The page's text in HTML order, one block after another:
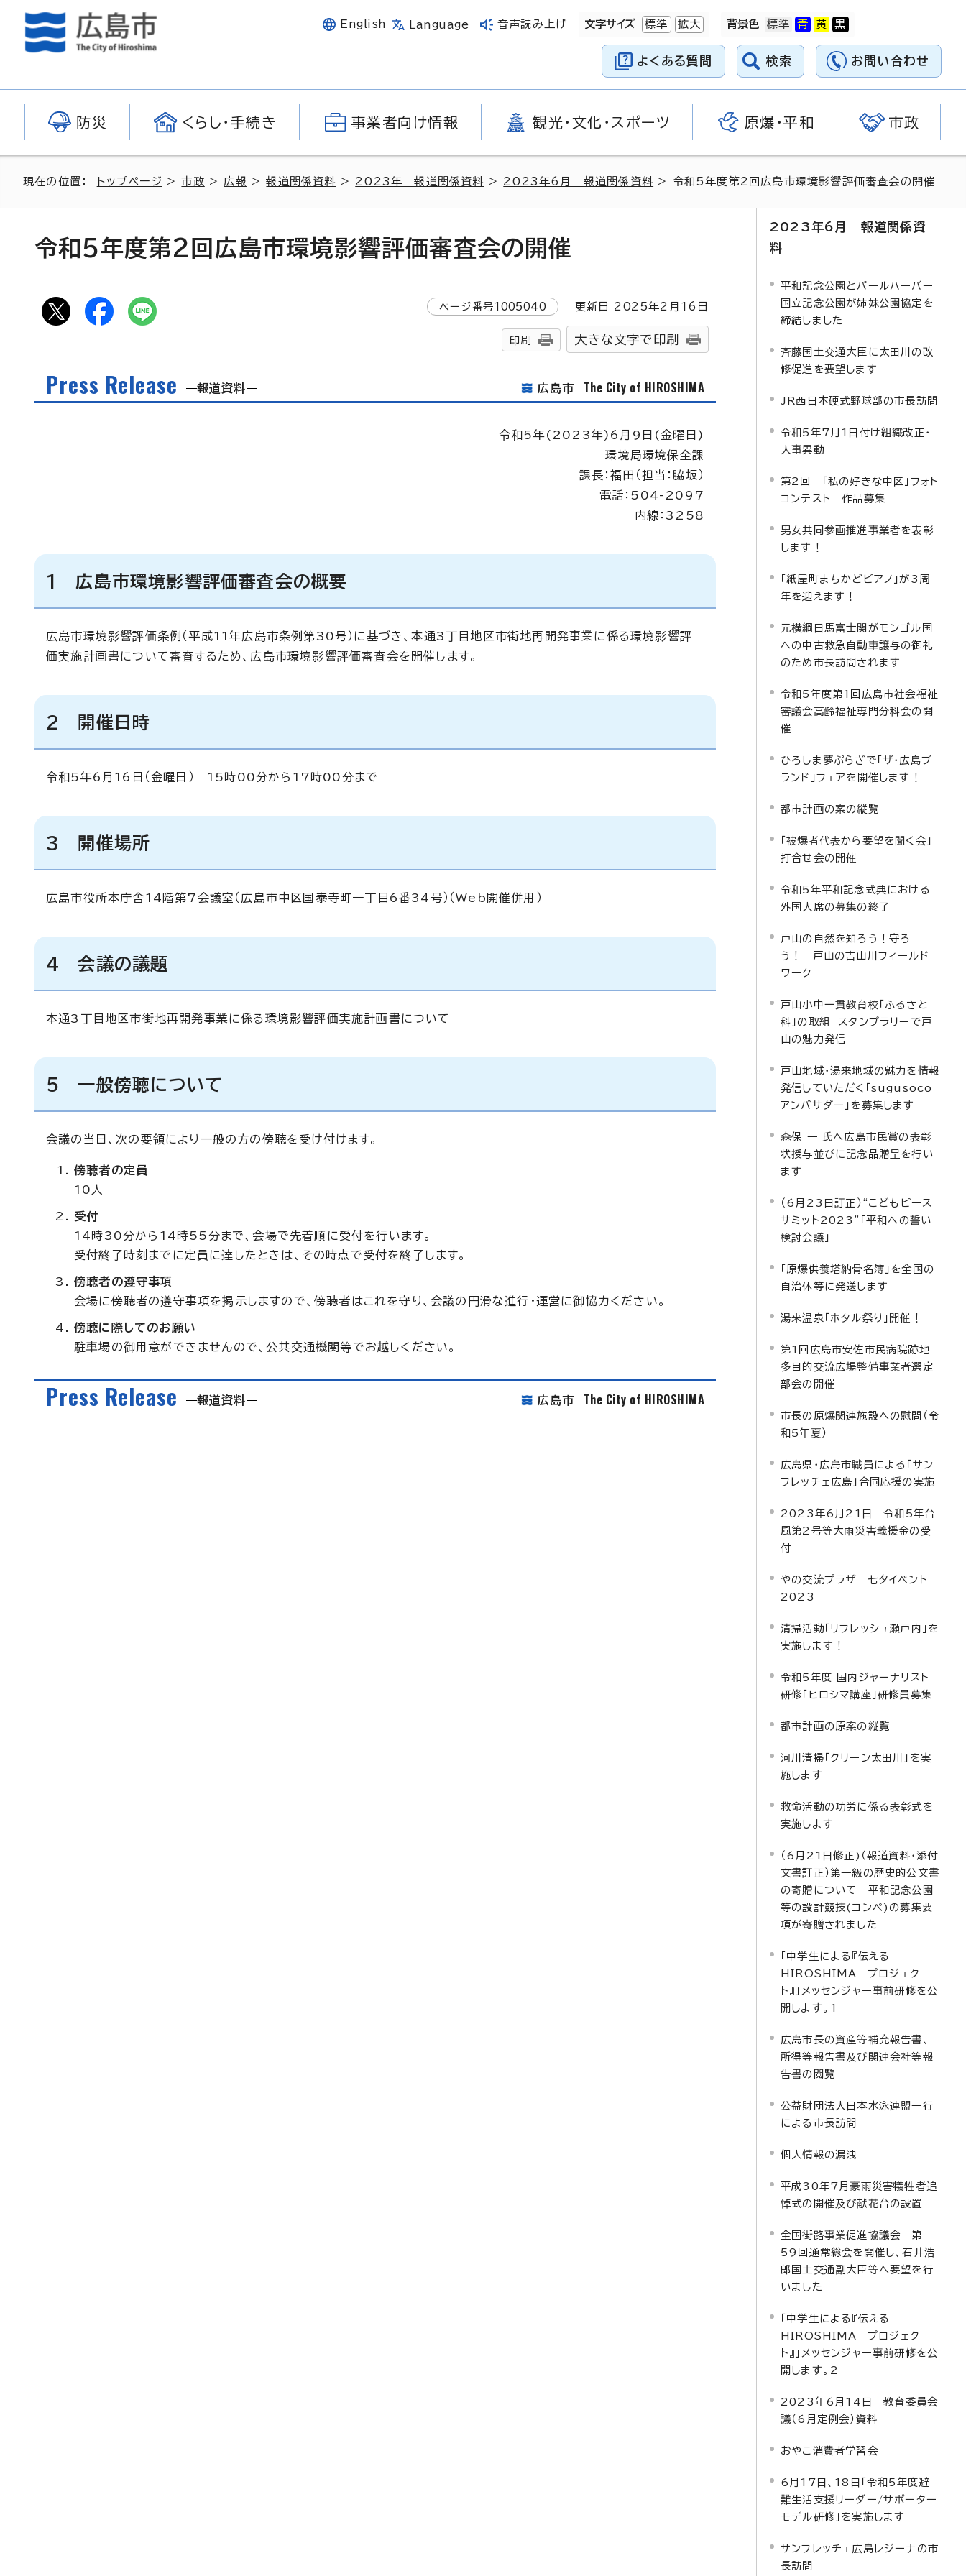
English Language 音声読み上げ 文字サイズ 標準 拡大 背景色
よくある質問 検索 お問い合わせ
防災 くらし・手続き 事業者向け情報 観光・文化・スポーツ 原爆・平和 市政
現在の位置： トップページ >市政 > 広報 >報道関係資料 > 2023年 報道関係資料 > 2023年6月 報道関係資料 > 令和5年度第2回広島市環境影響評価審査会の開催
令和5年度第2回広島市環境影響評価審査会の開催
ページ番号1005040 更新日 2025年2月 16 日
印刷 大きな文字で印刷
Press Release 報道資料 広島市 The City of HIROSHIMA
令和5年(2023年)6月9日(金曜日)
環境局環境保全課
課長：福田（担当：脇坂）
電話：504-2097
内線：3258
1 広島市環境影響評価審査会の概要
広島市環境影響評価条例（平成11年広島市条例第30号）に基づき、本通3丁目地区市街地再開発事業に係る環境影響評
価実施計画書について審査するため、広島市環境影響評価審査会を開催します。
2 開催日時
令和5年6月16日（金曜日） 15時00分から17時00分まで
3 開催場所
広島市役所本庁舎14階第7会議室（広島市中区国泰寺町一丁目6番34号）（Web開催併用）
4 会議の議題
本通3丁目地区市街地再開発事業に係る環境影響評価実施計画書について
5 一般傍聴について
会議の当日、次の要領により一般の方の傍聴を受け付けます。
傍聴者の定員
10人
受付
14時30分から14時55分まで、会場で先着順に受付を行います。
受付終了時刻までに定員に達したときは、その時点で受付を終了します。
傍聴者の遵守事項
会場に傍聴者の遵守事項を掲示しますので、傍聴者はこれを守り、会議の円滑な進行・運営に御協力ください。
傍聴に際してのお願い
駐車場の御用意ができませんので、公共交通機関等でお越しください。
Press Release 報道資料 広島市 The City of HIROSHIMA
2023年6月 報道関係資
料
平和記念公園とパールハーバー
国立記念公園が姉妹公園協定を
締結しました
斉藤国土交通大臣に太田川の改
修促進を要望します
JR西日本硬式野球部の市長訪問
令和5年7月1日付け組織改正・
人事異動
第2回 「私の好きな中区」フォト
コンテスト 作品募集
男女共同参画推進事業者を表彰
します！
「紙屋町まちかどピアノ」が3周
年を迎えます！
元横綱日馬富士関がモンゴル国
への中古救急自動車譲与の御礼
のため市長訪問されます
令和5年度第1回広島市社会福祉
審議会高齢福祉専門分科会の開
催
ひろしま夢ぷらざで「ザ・広島ブ
ランド」フェアを開催します！
都市計画の案の縦覧
「被爆者代表から要望を聞く会」
打合せ会の開催
令和5年平和記念式典における
外国人席の募集の終了
戸山の自然を知ろう！守ろ
う！ 戸山の吉山川フィールド
ワーク
戸山小中一貫教育校「ふるさと
科」の取組 スタンプラリーで戸
山の魅力発信
戸山地域・湯来地域の魅力を情報
発信していただく「sugusoco
アンバサダー」を募集します
森保 一 氏へ広島市民賞の表彰
状授与並びに記念品贈呈を行い
ます
（6月23日訂正）“こどもピース
サミット2023”「平和への誓い
検討会議」
「原爆供養塔納骨名簿」を全国の
自治体等に発送します
湯来温泉「ホタル祭り」開催！
第1回広島市安佐市民病院跡地
多目的交流広場整備事業者選定
部会の開催
市長の原爆関連施設への慰問（令
和5年夏）
広島県・広島市職員による「サン
フレッチェ広島」合同応援の実施
2023年6月21日 令和5年台
風第2号等大雨災害義援金の受
付
やの交流プラザ 七夕イベント
2023
清掃活動「リフレッシュ瀬戸内」を
実施します！
令和5年度 国内ジャーナリスト
研修「ヒロシマ講座」研修員募集
都市計画の原案の縦覧
河川清掃「クリーン太田川」を実
施します
救命活動の功労に係る表彰式を
実施します
（6月21日修正)（報道資料・添付
文書訂正）第一級の歴史的公文書
の寄贈について 平和記念公園
等の設計競技(コンペ)の募集要
項が寄贈されました
「中学生による『伝える
HIROSHIMA プロジェク
ト』」メッセンジャー事前研修を公
開します。1
広島市長の資産等補充報告書、
所得等報告書及び関連会社等報
告書の閲覧
公益財団法人日本水泳連盟一行
による市長訪問
個人情報の漏洩
平成30年7月豪雨災害犠牲者追
悼式の開催及び献花台の設置
全国街路事業促進協議会 第
59回通常総会を開催し、石井浩
郎国土交通副大臣等へ要望を行
いました
「中学生による『伝える
HIROSHIMA プロジェク
ト』」メッセンジャー事前研修を公
開します。2
2023年6月14日 教育委員会
議（6月定例会）資料
おやこ消費者学習会
6月17日、18日「令和5年度避
難生活支援リーダー/サポーター
モデル研修」を実施します
サンフレッチェ広島レジーナの市
長訪問